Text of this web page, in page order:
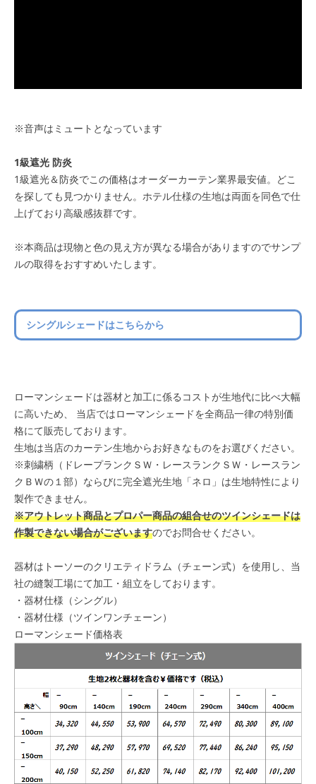
※音声はミュートとなっています
1級遮光 防炎
1級遮光＆防炎でこの価格はオーダーカーテン業界最安値。どこ
を探しても見つかりません。ホテル仕様の生地は両面を同色で仕
上げており高級感抜群です。
※本商品は現物と色の見え方が異なる場合がありますのでサンプ
ルの取得をおすすめいたします。
シングルシェードはこちらから
ローマンシェードは器材と加工に係るコストが生地代に比べ大幅
に高いため、 当店ではローマンシェードを全商品一律の特別価
格にて販売しております。
生地は当店のカーテン生地からお好きなものをお選びください。
※刺繍柄（ドレープランクＳＷ・レースランクＳＷ・レースラン
クＢＷの１部）ならびに完全遮光生地「ネロ」は生地特性により
製作できません。
※アウトレット商品とプロパー商品の組合せのツインシェードは
作製できない場合がございますのでお問合せください。
器材はトーソーのクリエティドラム（チェーン式）を使用し、当
社の縫製工場にて加工・組立をしております。
・ 器材仕様（シングル）
・ 器材仕様（ツインワンチェーン）
ローマンシェード価格表